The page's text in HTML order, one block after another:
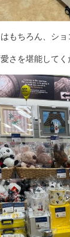
もちろん、シ
さを堪能してく